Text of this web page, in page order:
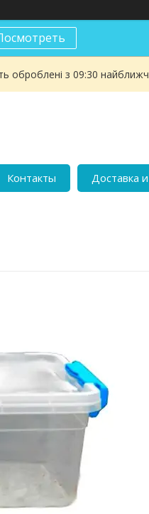
оброблені з 09:30
Контакты Доставка